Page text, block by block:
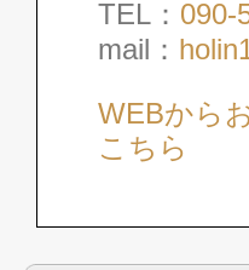
TEL： 090-
mail：
WEBから
こちら